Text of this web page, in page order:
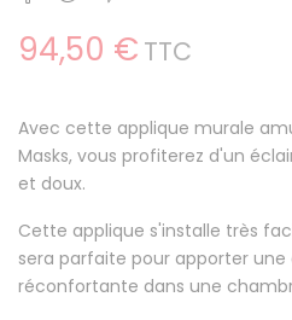
94,50 € TTC
Avec cette applique murale
Masks, vous profiterez d'un
et doux.
Cette applique s'installe très
sera parfaite pour apporter
réconfortante dans une